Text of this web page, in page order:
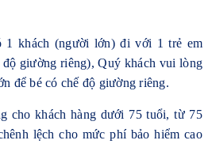
1 khách (người lớn) đi với 1 trẻ em
giường riêng), Quý khách vui lòng
để bé có chế độ giường riêng.
cho khách hàng dưới 75 tuổi, từ 75
lệch cho mức phí bảo hiểm cao